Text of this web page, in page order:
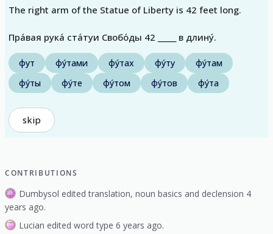
The right arm of the Statue of Liberty is 42 feet long.
Пра́вая рука́ ста́туи Свобо́ды 42 _____ в длину́.
фут фу́тами фу́тах фу́ту
фу́там
фу́ты
фу́те фу́том фу́тов фу́та
skip
CONTRIBUTIONS
Dumbysol edited translation, noun basics and declension 4
years ago.
Lucian edited word type 6 years ago.